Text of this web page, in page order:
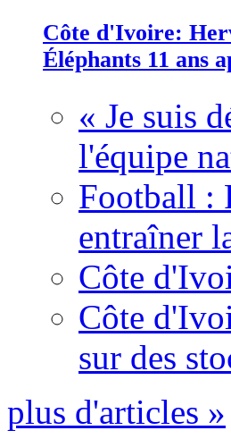
Côte d'Ivoire:
Éléphants 11 ans
« Je suis
l'équipe
Football :
entraîner
Côte
Côte
sur des
plus d'articles »